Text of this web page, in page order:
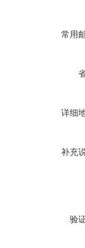
常用
详细
补充
验